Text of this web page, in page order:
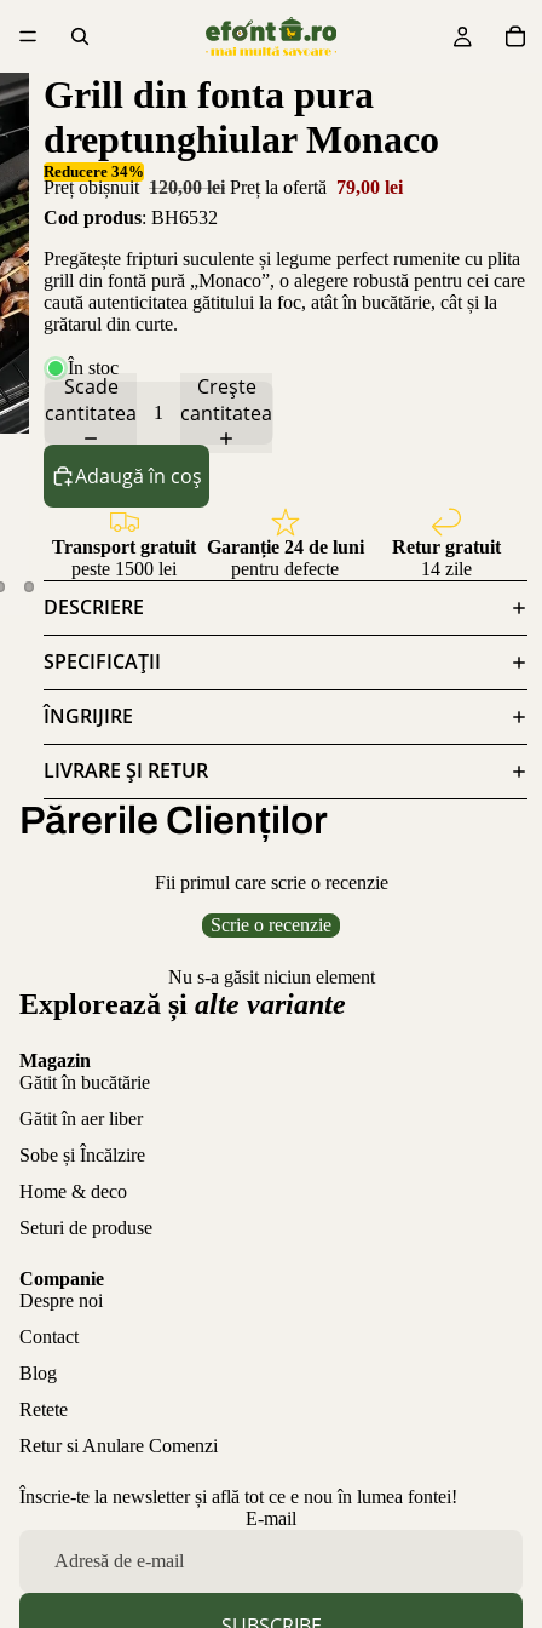
Grill din fonta pura
dreptunghiular Monaco
Reducere 34%
Preț obișnuit 120,00 lei Preț la ofertă 79,00 lei
Cod produs: BH6532
Pregătește fripturi suculente și legume perfect rumenite cu plita
grill din fontă pură „Monaco”, o alegere robustă pentru cei care
caută autenticitatea gătitului la foc, atât în bucătărie, cât și la
grătarul din curte.
În stoc
Scade
cantitatea
Crește
cantitatea
Adaugă în coș
Transport gratuit
peste 1500 lei
Garanție 24 de luni
pentru defecte
Retur gratuit
14 zile
DESCRIERE
SPECIFICAȚII
ÎNGRIJIRE
LIVRARE ȘI RETUR
Părerile Clienților
Fii primul care scrie o recenzie
Scrie o recenzie
Nu s-a găsit niciun element
Explorează și alte variante
Magazin
Gătit în bucătărie
Gătit în aer liber
Sobe și Încălzire
Home & deco
Seturi de produse
Companie
Despre noi
Contact
Blog
Retete
Retur si Anulare Comenzi
Înscrie-te la newsletter și află tot ce e nou în lumea fontei!
E-mail
Politica de confidențialitate